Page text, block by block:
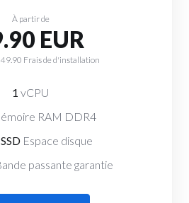
À partir de
EUR
Frais de d'installation
1 vCPU
RAM DDR4
Espace disque
passante garantie